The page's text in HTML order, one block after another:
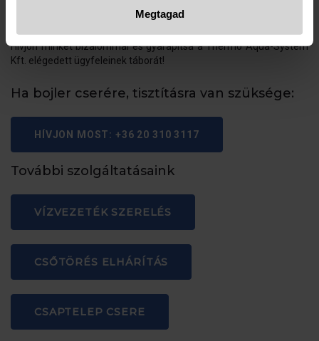
Megtagad
hatékonyságát és megbízhatóságát, valamint csökkenteni a
Hívjon minket bizalommal és gyarapítsa a Thermo Aqua-System
Kft. elégedett ügyfeleinek táborát!
Ha bojler cserére, tisztításra van szüksége:
HÍVJON MOST: +36 20 310 3117
További szolgáltatásaink
VÍZVEZETÉK SZERELÉS
CSŐTÖRÉS ELHÁRÍTÁS
CSAPTELEP CSERE